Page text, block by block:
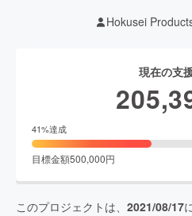
Hokusei
現在の支
41%達成
目標金額500,000円
このプロジェクトは、 2021/08/17